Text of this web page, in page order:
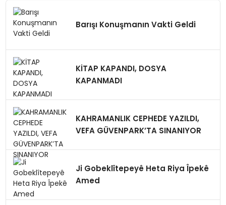
Barışı Konuşmanın Vakti Geldi
KİTAP KAPANDI, DOSYA
KAPANMADI
KAHRAMANLIK CEPHEDE YAZILDI,
VEFA GÜVENPARK’TA SINANIYOR
Ji Gobeklîtepeyê Heta Riya Îpekê
Amed